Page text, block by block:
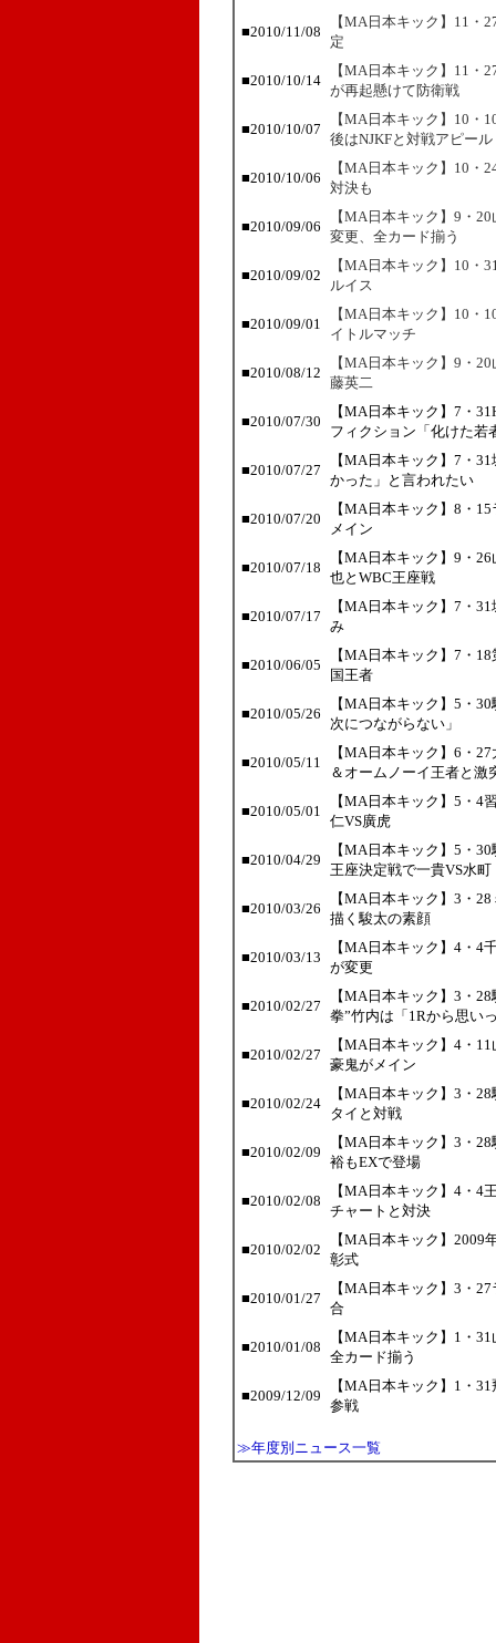
■2010/11/08
【MA日本キック】11・
定
■2010/10/14
【MA日本キック】11・
が再起懸けて防衛戦
■2010/10/07
【MA日本キック】10・
後はNJKFと対戦アピール
■2010/10/06
【MA日本キック】10・
対決も
■2010/09/06
【MA日本キック】9・
変更、全カード揃う
■2010/09/02
【MA日本キック】10・
ルイス
■2010/09/01
【MA日本キック】10・
イトルマッチ
■2010/08/12
【MA日本キック】9・
藤英二
■2010/07/30
【MA日本キック】7・
フィクション「化けた若
■2010/07/27
【MA日本キック】7・
かった」と言われたい
■2010/07/20
【MA日本キック】8・
メイン
■2010/07/18
【MA日本キック】9・
也とWBC王座戦
■2010/07/17
【MA日本キック】7・
み
■2010/06/05
【MA日本キック】7・
国王者
■2010/05/26
【MA日本キック】5・
次につながらない」
■2010/05/11
【MA日本キック】6・
＆オームノーイ王者と激
■2010/05/01
【MA日本キック】5・4
仁VS廣虎
■2010/04/29
【MA日本キック】5・
王座決定戦で一貴VS水町
■2010/03/26
【MA日本キック】3・
描く駿太の素顔
■2010/03/13
【MA日本キック】4・4
が変更
■2010/02/27
【MA日本キック】3・
拳”竹内は「1Rから思い
■2010/02/27
【MA日本キック】4・
豪鬼がメイン
■2010/02/24
【MA日本キック】3・
タイと対戦
■2010/02/09
【MA日本キック】3・
裕もEXで登場
■2010/02/08
【MA日本キック】4・4
チャートと対決
■2010/02/02
【MA日本キック】2009
彰式
■2010/01/27
【MA日本キック】3・
合
■2010/01/08
【MA日本キック】1・
全カード揃う
■2009/12/09
【MA日本キック】1・
参戦
≫年度別ニュース一覧